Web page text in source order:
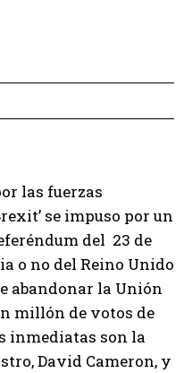
las fuerzas
se impuso por un
del 23 de
o no del Reino Unido
abandonar la Unión
millón de votos de
inmediatas son la
David Cameron, y